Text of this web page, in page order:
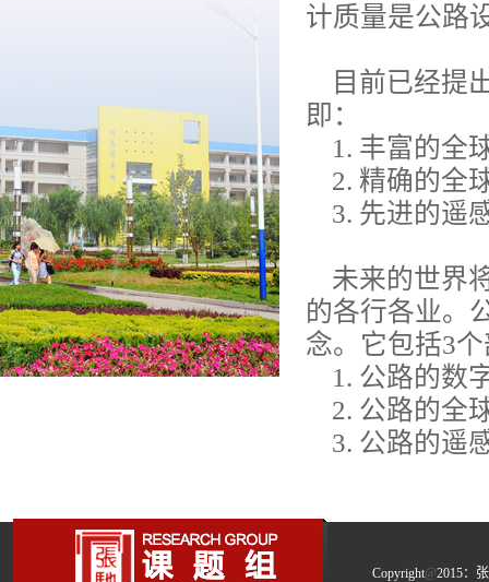
计质量是公路
目前已经提
即：
1. 丰富的全
2. 精确的全
3. 先进的遥
未来的世界
的各行各业。
念。它包括3
1. 公路的数
2. 公路的全
3. 公路的遥
Copyright@2015：